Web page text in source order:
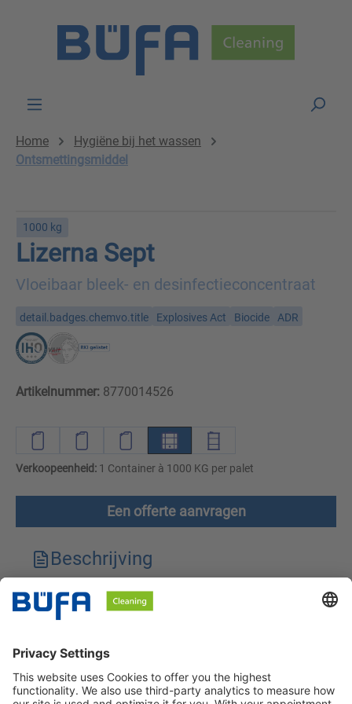
Home
Hygiëne bij het wassen
Ontsmettingsmiddel
1000 kg
Lizerna Sept
Vloeibaar bleek- en desinfectieconcentraat
detail.badges.chemvo.title Explosives Act Biocide ADR
Artikelnummer: 8770014526
Verkoopeenheid: 1 Container à 1000 KG per palet
Een offerte aanvragen
Beschrijving
Technische kenmerken
Veiligheidsinstructies